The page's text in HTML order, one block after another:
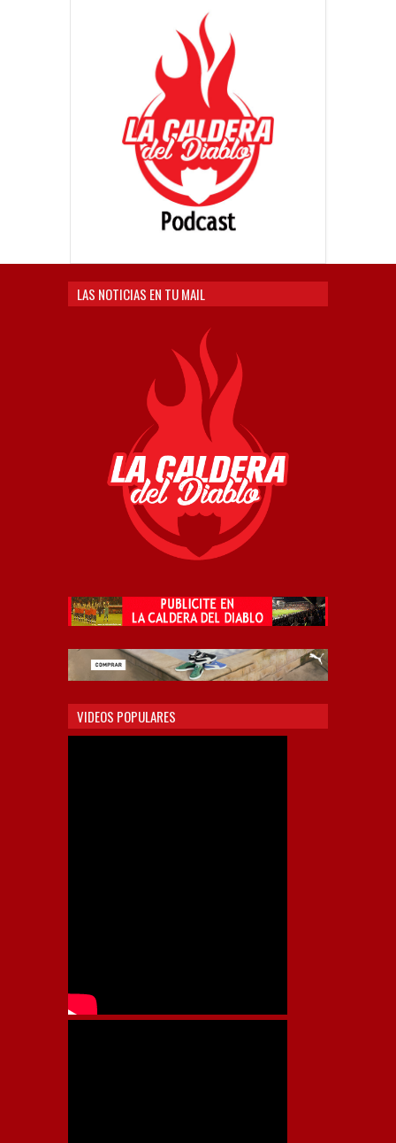
LAS NOTICIAS EN TU MAIL
VIDEOS POPULARES